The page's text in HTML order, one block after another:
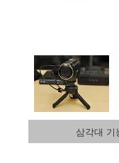
삼각대 기